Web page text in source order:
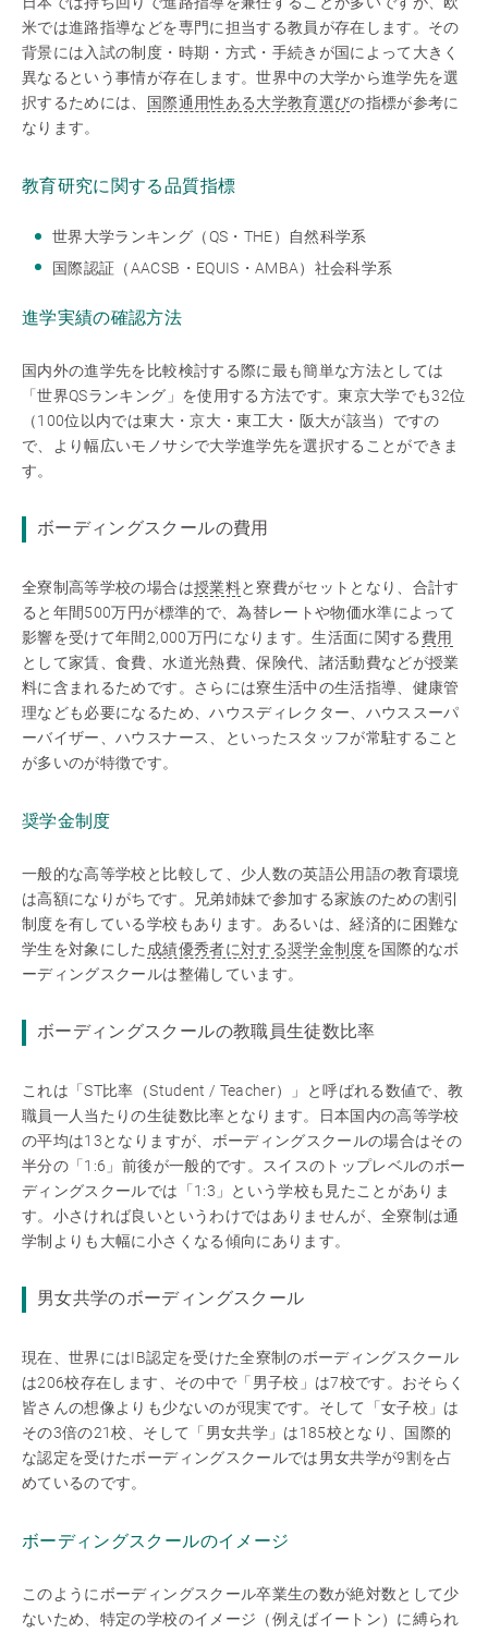
米では進路指導などを専門に担当する教員が存在します。その
背景には入試の制度・時期・方式・手続きが国によって大きく
異なるという事情が存在します。世界中の大学から進学先を選
択するためには、
国際通用性ある大学教育選びの指標が参考に
なります。
教育研究に関する品質指標
世界大学ランキング（QS・THE）自然科学系
国際認証（AACSB・EQUIS・AMBA）社会科学系
進学実績の確認方法
国内外の進学先を比較検討する際に最も簡単な方法としては
「世界QSランキング」を使用する方法です。東京大学でも32位
（100位以内では東大・京大・東工大・阪大が該当）ですの
で、より幅広いモノサシで大学進学先を選択することができま
す。
ボーディングスクールの費用
全寮制高等学校の場合は授業料と寮費がセットとなり、合計す
ると年間500万円が標準的で、為替レートや物価水準によって
影響を受けて年間2,000万円になります。生活面に関する 費用
として家賃、食費、水道光熱費、保険代、諸活動費などが授業
料に含まれるためです。さらには寮生活中の生活指導、健康管
理なども必要になるため、ハウスディレクター、ハウススーパ
ーバイザー、ハウスナース、といったスタッフが常駐すること
が多いのが特徴です。
奨学金制度
一般的な高等学校と比較して、少人数の英語公用語の教育環境
は高額になりがちです。兄弟姉妹で参加する家族のための割引
制度を有している学校もあります。あるいは、経済的に困難な
学生を対象にした 成績優秀者に対する奨学金制度を国際的なボ
ーディングスクールは整備しています。
ボーディングスクールの教職員生徒数比率
これは「ST比率（Student / Teacher）」と呼ばれる数値で、教
職員一人当たりの生徒数比率となります。日本国内の高等学校
の平均は13となりますが、ボーディングスクールの場合はその
半分の「1:6」前後が一般的です。スイスのトップレベルのボー
ディングスクールでは「1:3」という学校も見たことがありま
す。小さければ良いというわけではありませんが、全寮制は通
学制よりも大幅に小さくなる傾向にあります。
男女共学のボーディングスクール
現在、世界にはIB認定を受けた全寮制のボーディングスクール
は206校存在します、その中で「男子校」は7校です。おそらく
皆さんの想像よりも少ないのが現実です。そして「女子校」は
その3倍の21校、そして「男女共学」は185校となり、国際的
な認定を受けたボーディングスクールでは男女共学が9割を占
めているのです。
ボーディングスクールのイメージ
このようにボーディングスクール卒業生の数が絶対数として少
ないため、特定の学校のイメージ（例えばイートン）に縛られ